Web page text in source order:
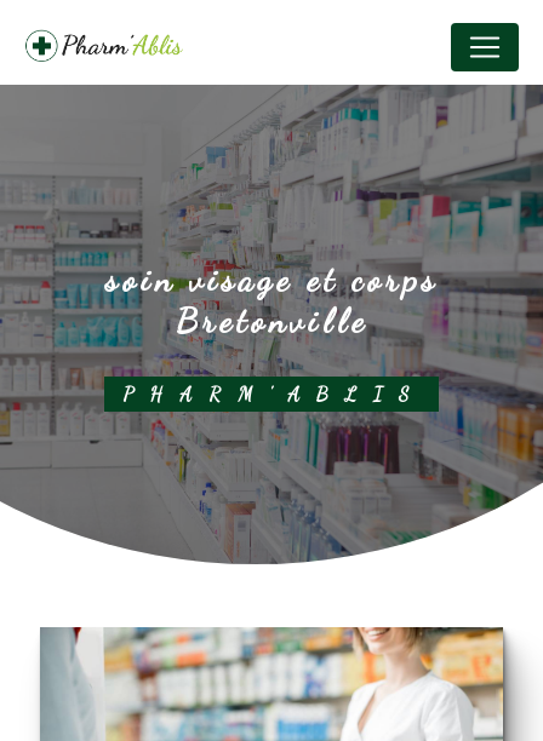
soin visage et corps
Bretonville
PHARM'ABLIS